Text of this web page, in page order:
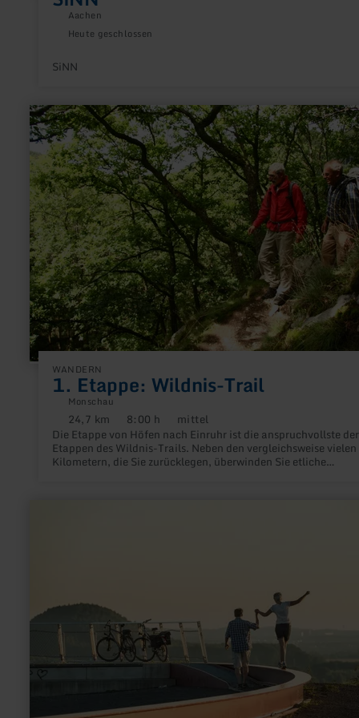
Aachen
Heute geschlossen
SiNN
WANDERN
1. Etappe: Wildnis-Trail
Monschau
Distanz:
24,7 km Dauer:
8:00 h Anforderung:
mittel
Die Etappe von Höfen nach Einruhr ist die anspruchvollste
Etappen des Wildnis-Trails. Neben den vergleichsweise vielen
Kilometern, die Sie zurücklegen, überwinden Sie etliche
mehr
erfahren
zu:
1.
Etappe:
Wildnis-
Trail
Halden
ins
Wurmtal